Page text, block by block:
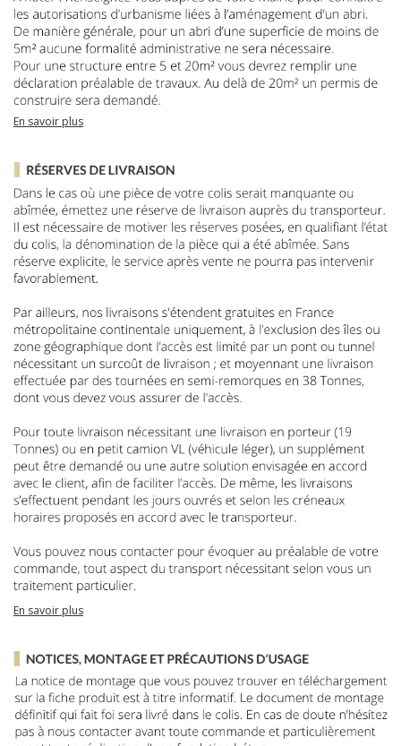
En savoir plus
En savoir plus